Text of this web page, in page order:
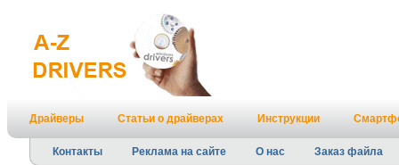
Драйверы Статьи о драйверах Инструкции
Контакты Реклама на сайте О нас Заказ файла